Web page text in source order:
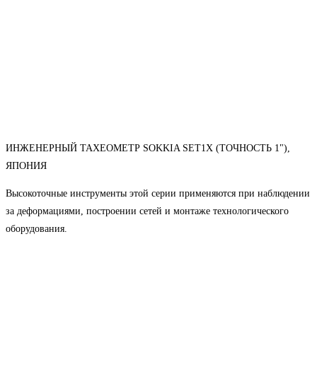
ИНЖЕНЕРНЫЙ ТАХЕОМЕТР SOKKIA SET1X (ТОЧНОСТЬ 1"),
ЯПОНИЯ
Высокоточные инструменты этой серии применяются при наблюдении
за деформациями, построении сетей и монтаже технологического
оборудования.